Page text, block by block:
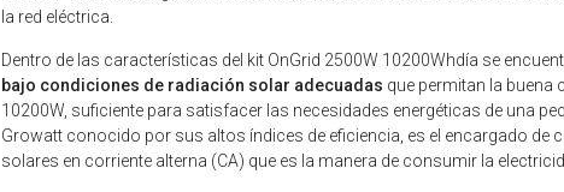
la red eléctrica.
Dentro de las características del kit OnGrid 2500W 10200Whdía se
bajo condiciones de radiación solar adecuadas que permitan la buena
10200W, suficiente para satisfacer las necesidades energéticas de una
Growatt conocido por sus altos índices de eficiencia, es el encargado de
solares en corriente alterna (CA) que es la manera de consumir la